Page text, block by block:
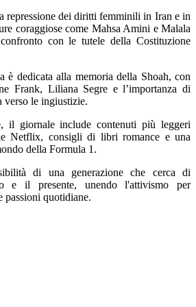
repressione dei diritti femminili in Iran e in
coraggiose come Mahsa Amini e Malala
con le tutele della Costituzione
è dedicata alla memoria della Shoah, con
Frank, Liliana Segre e l’importanza di
verso le ingiustizie.
il giornale include contenuti più leggeri
Netflix, consigli di libri romance e una
della Formula 1.
di una generazione che cerca di
e il presente, unendo l'attivismo per
passioni quotidiane.